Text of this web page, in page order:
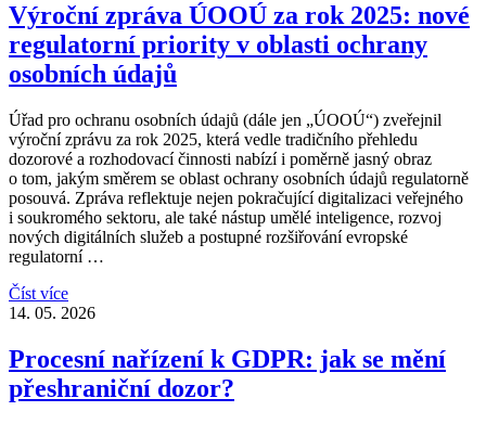
Výroční zpráva ÚOOÚ za rok 2025: nové
regulatorní priority v oblasti ochrany
osobních údajů
Úřad pro ochranu osobních údajů (dále jen „ÚOOÚ“) zveřejnil
výroční zprávu za rok 2025, která vedle tradičního přehledu
dozorové a rozhodovací činnosti nabízí i poměrně jasný obraz
o tom, jakým směrem se oblast ochrany osobních údajů regulatorně
posouvá. Zpráva reflektuje nejen pokračující digitalizaci veřejného
i soukromého sektoru, ale také nástup umělé inteligence, rozvoj
nových digitálních služeb a postupné rozšiřování evropské
regulatorní …
Číst více
14. 05. 2026
Procesní nařízení k GDPR: jak se mění
přeshraniční dozor?